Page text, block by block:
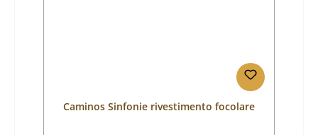
Caminos Sinfonie rivestimento focolare